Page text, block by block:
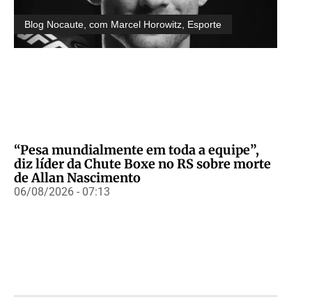
Blog Nocaute, com Marcel Horowitz Esporte
“Pesa mundialmente em toda a equipe”,
diz líder da Chute Boxe no RS sobre morte
de Allan Nascimento
06/08/2026 - 07:13